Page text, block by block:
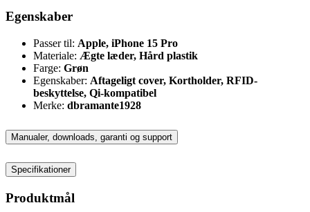
Egenskaber
Passer til: Apple, iPhone 15 Pro
Materiale: Ægte læder, Hård plastik
Farge: Grøn
Egenskaber: Aftageligt cover, Kortholder, RFID-
beskyttelse, Qi-kompatibel
Merke: dbramante1928
Manualer, downloads, garanti og support
Specifikationer
Produktmål